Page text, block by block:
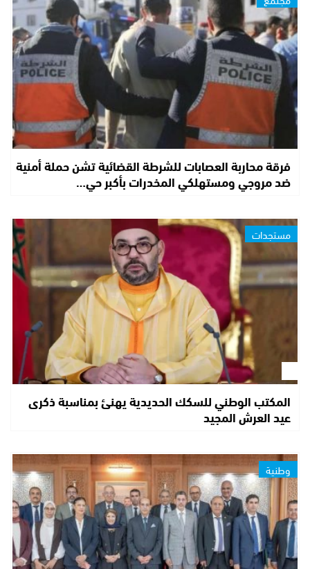
فرقة محاربة العصابات للشرطة القضائية تشن حملة أمنية
ضد مروجي ومستهلكي المخدرات بأكبر حي…
مستجدات
المكتب الوطني للسكك الحديدية يهنئ بمناسبة ذكرى
عيد العرش المجيد
وطنية